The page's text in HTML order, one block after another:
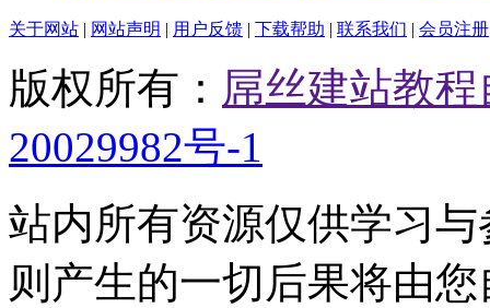
关于网站 | 网站声明 | 用户反馈 | 下载帮助 | 联系我们 | 会员注册
版权所有： 屌丝建站教
20029982号-1
站内所有资源仅供学习
则产生的一切后果将由